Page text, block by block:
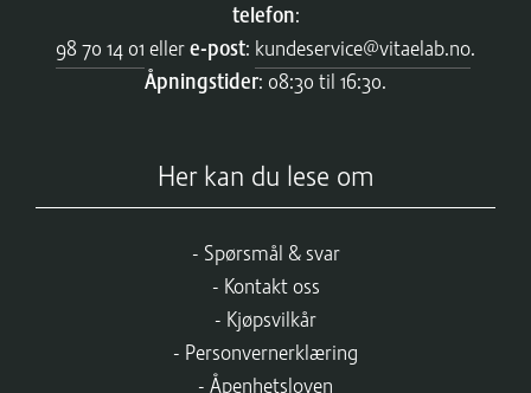
telefon:
98 70 14 01 ellere-post: kundeservice@vitaelab.no.
Åpningstider: 08:30 til 16:30.
Her kan du lese om
Spørsmål & svar
Kontakt oss
Kjøpsvilkår
Personvernerklæring
Åpenhetsloven